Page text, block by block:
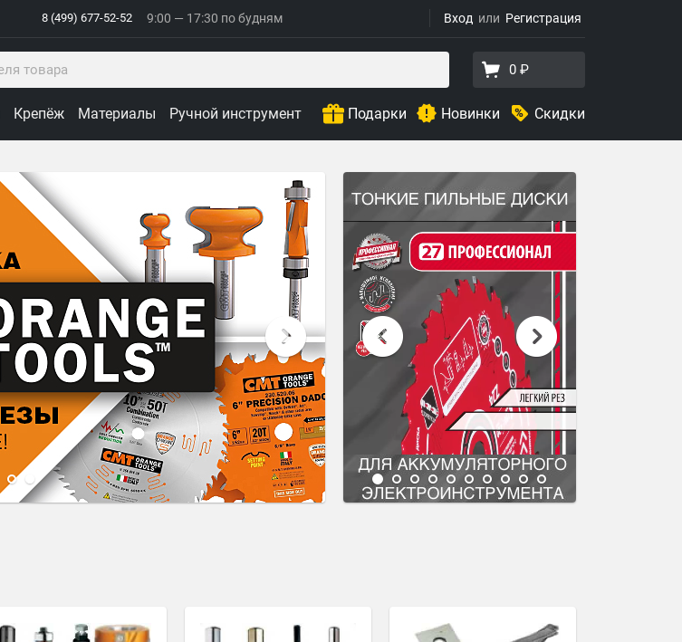
Вход Регистрация
8 (499) 677-52-52 9:00 — 17:30 по будням
0 ₽
Крепёж Материалы Ручной инструмент Подарки Новинки Скидки
6 7 8 10